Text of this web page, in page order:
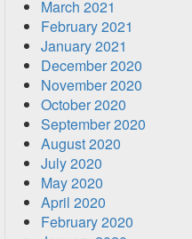
March 2021
February 2021
January 2021
December 2020
November 2020
October 2020
September 2020
August 2020
July 2020
May 2020
April 2020
February 2020